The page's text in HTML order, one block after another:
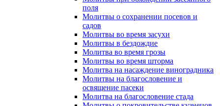
поля
Молитвы о сохранении посевов и
садов
Молитвы во время засухи
Молитвы в бездождие
Молитва во время грозы
Молитвы во время шторма
Молитва на насаждение виноградника
Молитвы на благословение и
освящение пасеки
Молитва на благословение стада